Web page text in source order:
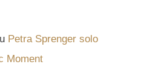
Petra Sprenger solo
Moment